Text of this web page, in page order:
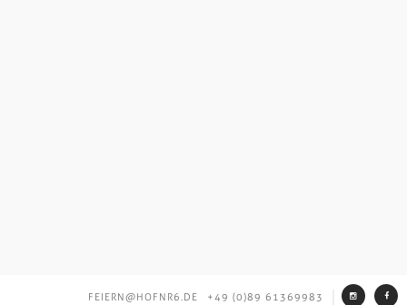
FEIERN@HOFNR6.DE +49 (0)89 61369983